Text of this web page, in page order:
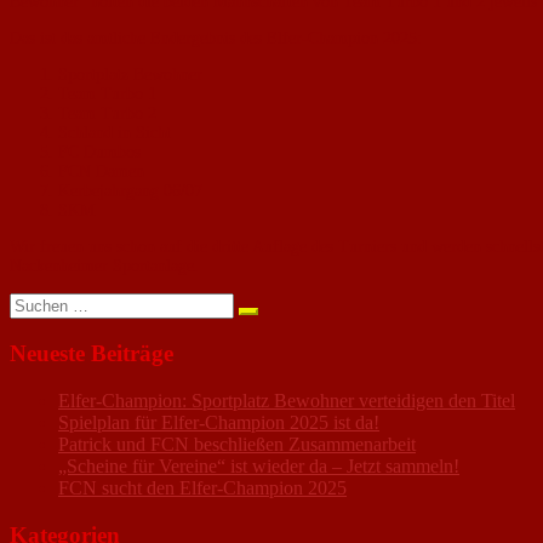
Suchen
nach:
Neueste Beiträge
Elfer-Champion: Sportplatz Bewohner verteidigen den Titel
Spielplan für Elfer-Champion 2025 ist da!
Patrick und FCN beschließen Zusammenarbeit
„Scheine für Vereine“ ist wieder da – Jetzt sammeln!
FCN sucht den Elfer-Champion 2025
Kategorien